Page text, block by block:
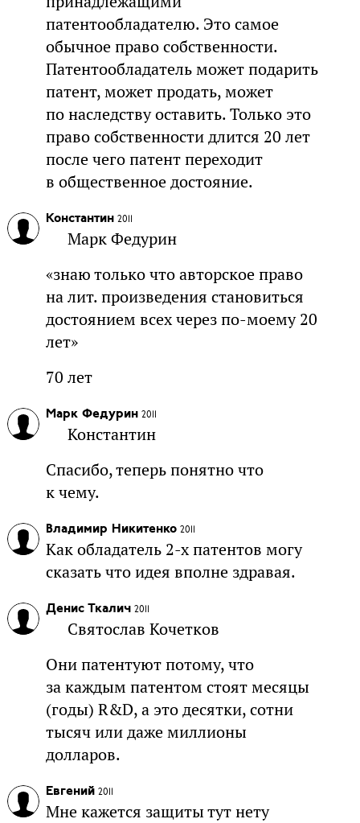
патентообладателю. Это самое
обычное право собственности.
Патентообладатель может подарить
патент, может продать, может
по наследству оставить. Только это
право собственности длится 20 лет
после чего патент переходит
в общественное достояние.
Константин 2011
Марк Федурин
«знаю только что авторское право
на лит. произведения становиться
достоянием всех через по-моему 20
лет»
70 лет
Марк Федурин 2011
Константин
Спасибо, теперь понятно что
к чему.
Владимир Никитенко 2011
Как обладатель 2-х патентов могу
сказать что идея вполне здравая.
Денис Ткалич 2011
Святослав Кочетков
Они патентуют потому, что
за каждым патентом стоят месяцы
(годы) R&D, а это десятки, сотни
тысяч или даже миллионы
долларов.
Евгений 2011
Мне кажется защиты тут нету